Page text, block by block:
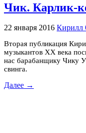
Чик. Карлик-
22 января 2016
Вторая публикация
музыкантов XX века
нас барабанщику Чику
свинга.
Далее →